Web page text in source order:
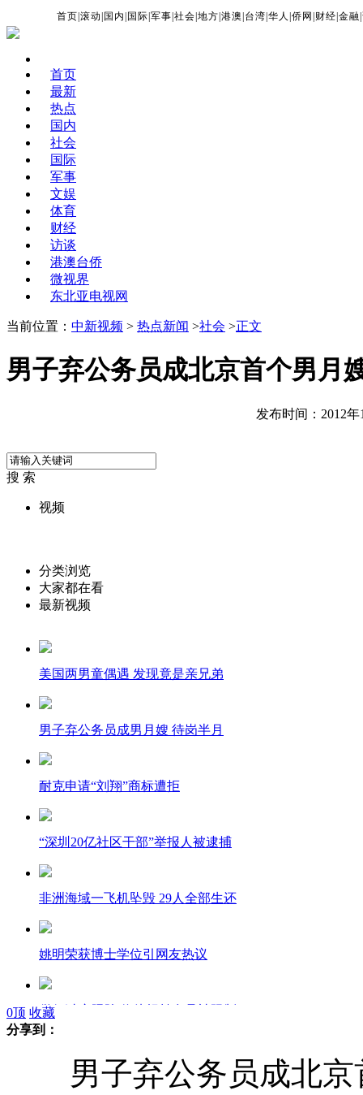
首页 |滚动 国内 国际 |军事 |社会 |地方 |港澳 台湾 |华人 |侨网 财经 |金融 |
首页
最新
热点
国内
社会
国际
军事
文娱
体育
财经
访谈
港澳台侨
微视界
东北亚电视网
当前位置： 中新视频 > 热点新闻 >社会 >正文
男子弃公务员成北京首个男月
发布时间：2012年
搜 索
视频
分类浏览
大家都在看
最新视频
美国两男童偶遇 发现竟是亲兄弟
男子弃公务员成男月嫂 待岗半月
耐克申请“刘翔”商标遭拒
“深圳20亿社区干部”举报人被逮捕
非洲海域一飞机坠毁 29人全部生还
姚明荣获博士学位引网友热议
僧侣过度肥胖 信徒捐献食品被限制
美国公司欲送8万人到火星繁衍后代
0顶 收藏
分享到：
男子弃公务员成北京